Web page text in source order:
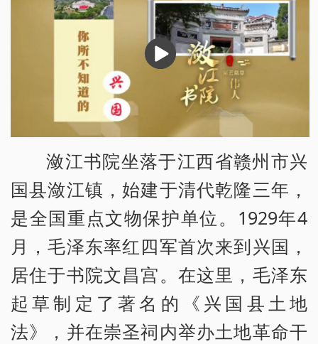
播
放
潋江书院坐落于江西省赣州市兴
国县潋江镇，始建于清代乾隆三年，
是全国重点文物保护单位。1929年4
月，毛泽东率红四军首次来到兴国，
居住于书院文昌宫。在这里，毛泽东
起草制定了著名的《兴国县土地
法》，并在崇圣祠内举办土地革命干